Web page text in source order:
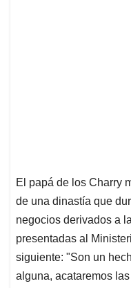
El papá de los Charry
de una dinastía que
negocios derivados a
presentadas al
siguiente: "Son un
alguna, acataremos